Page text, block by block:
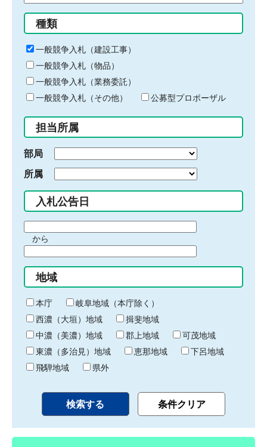
る
キ
ー
ワ
ー
ド
入
力
種類
一般競争入札（建設工事）
一般競争入札（物品）
一般競争入札（業務委託）
一般競争入札（その他）
公募型プロポーザル
担当所属
部局
所属
入札公告日
間
始
り
から
間
終
わ
り
地域
本庁
岐阜地域（本庁除く）
西濃（大垣）地域
揖斐地域
中濃（美濃）地域
郡上地域
可茂地域
東濃（多治見）地域
恵那地域
下呂地域
飛騨地域
県外